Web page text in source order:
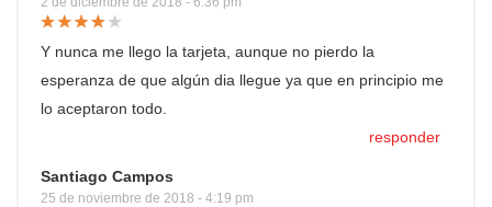
Y nunca me llego la tarjeta, aunque no pierdo la
esperanza de que algún dia llegue ya que en principio me
lo aceptaron todo.
responder
Santiago Campos
25 de noviembre de 2018 - 4:19 pm